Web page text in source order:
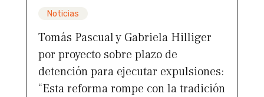
Noticias
Tomás Pascual y Gabriela Hilliger
por proyecto sobre plazo de
detención para ejecutar expulsiones:
“Esta reforma rompe con la tradición